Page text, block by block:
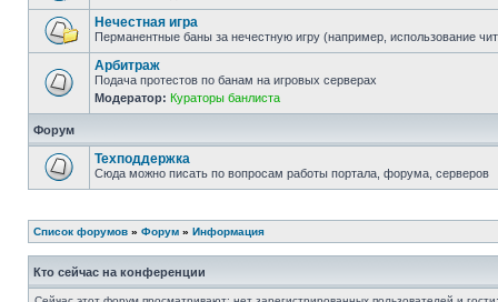
Нечестная игра
Перманентные баны за нечестную игру (например, использование
Арбитраж
Подача протестов по банам на игровых серверах
Модератор: Кураторы банлиста
Форум
Техподдержка
Сюда можно писать по вопросам работы портала, форума, серверов
Список форумов » Форум » Информация
Кто сейчас на конференции